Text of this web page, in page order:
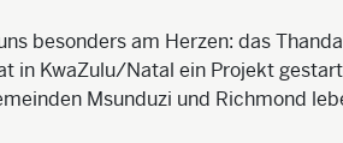
besonders am Herzen: das
in KwaZulu/Natal ein Projekt
Msunduzi und Richmond